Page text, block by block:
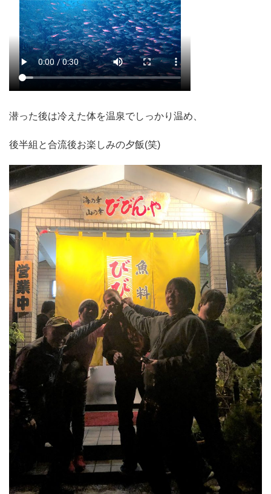
潜った後は冷えた体を温泉でしっかり温め、
後半組と合流後お楽しみの夕飯(笑)